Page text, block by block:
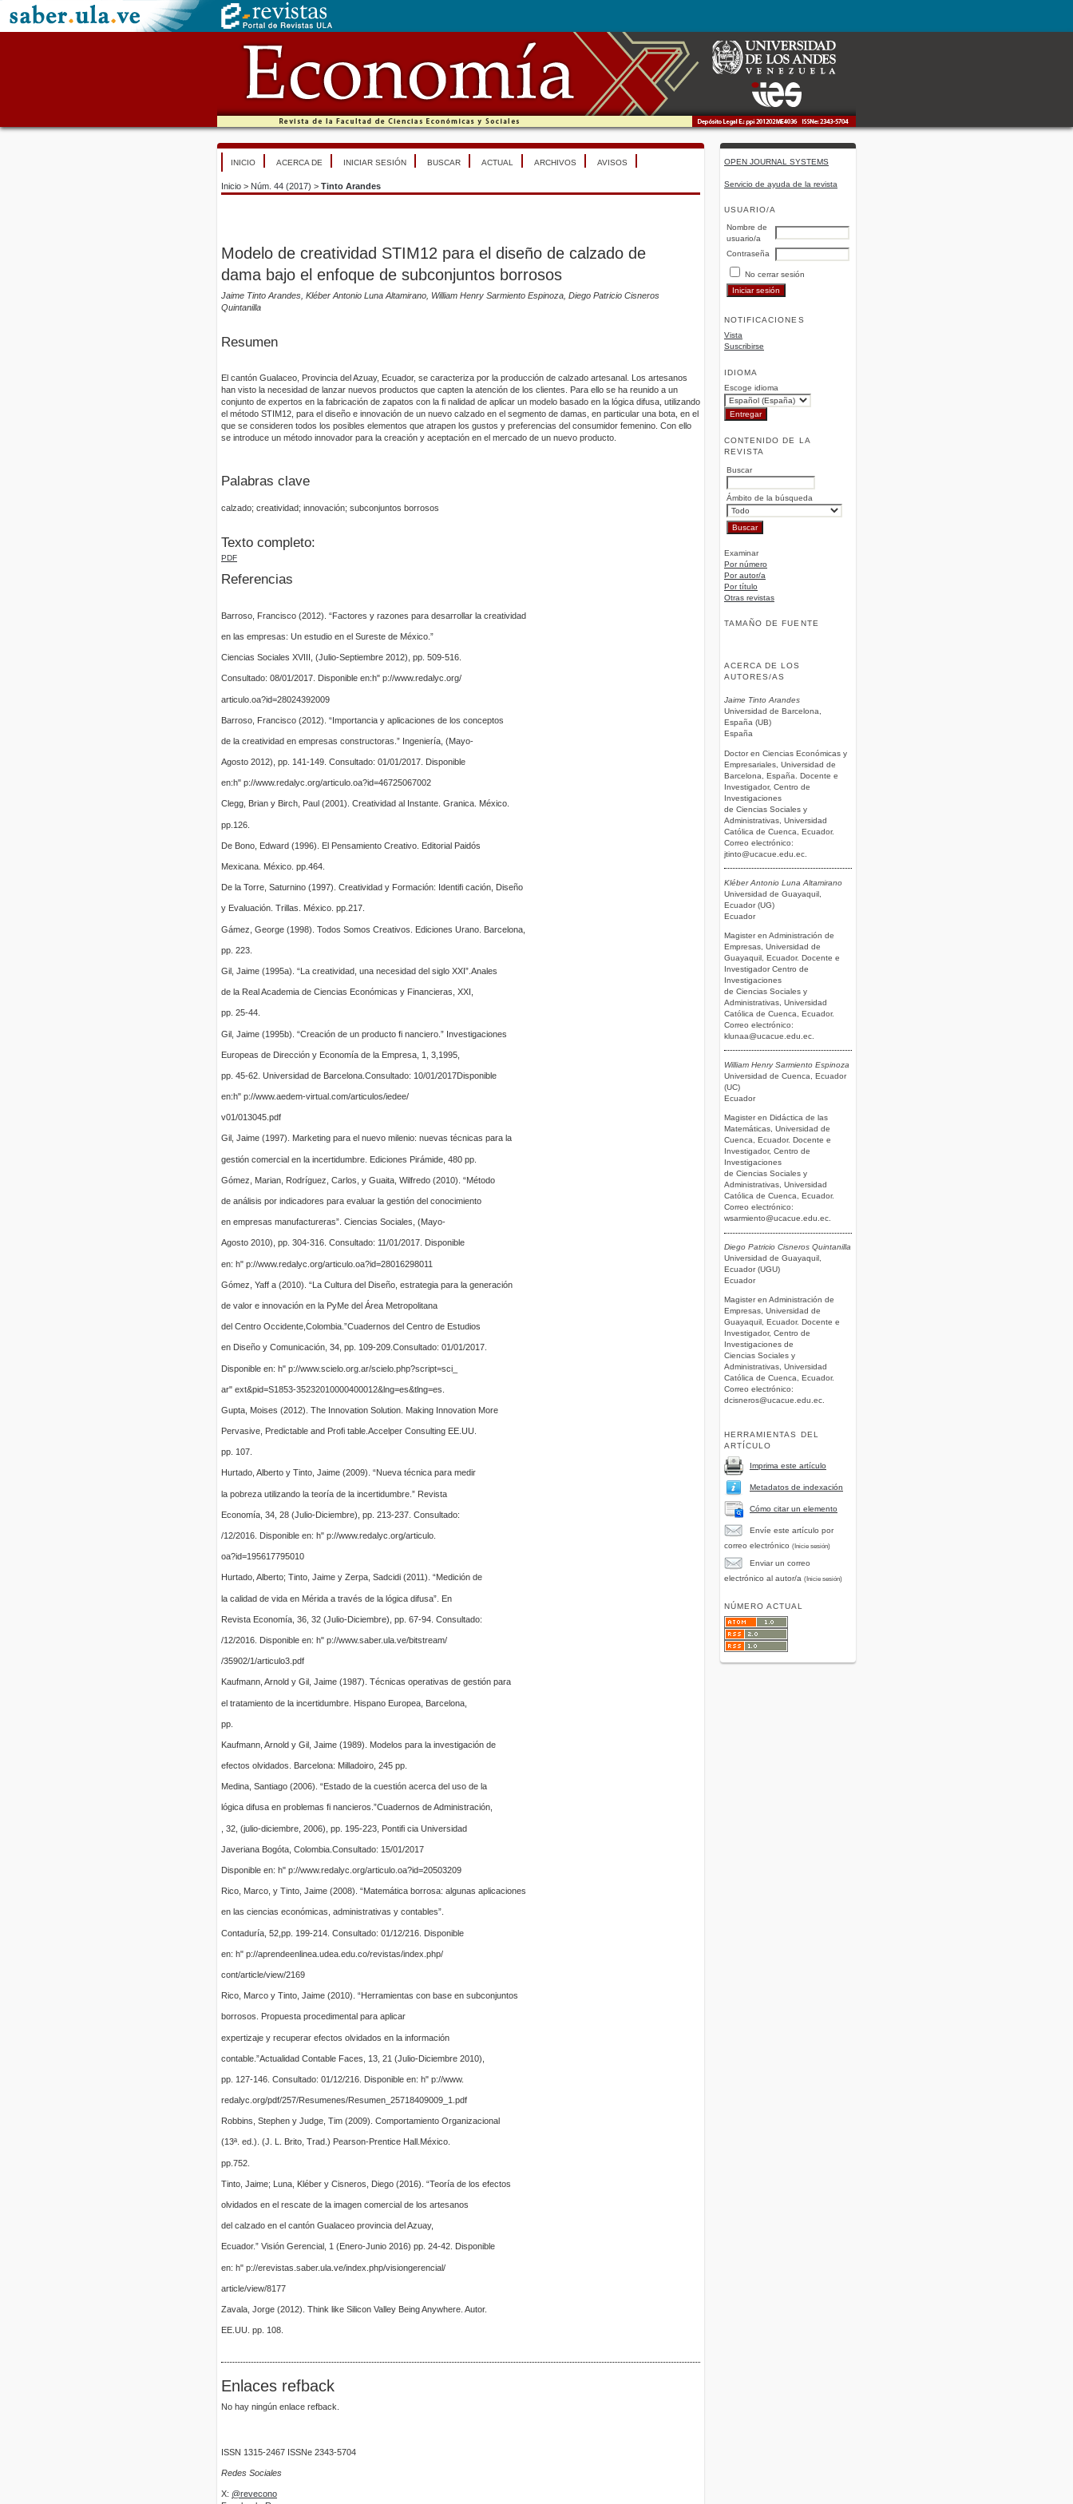
OPEN JOURNAL SYSTEMS
Servicio de ayuda de la revista
USUARIO/A
Nombre de
usuario/a
Contraseña
No cerrar sesión
NOTIFICACIONES
Vista
Suscribirse
IDIOMA
Escoge idioma
CONTENIDO DE LA
REVISTA
Buscar
Ámbito de la búsqueda
Examinar
Por número
Por autor/a
Por título
Otras revistas
TAMAÑO DE FUENTE
ACERCA DE LOS
AUTORES/AS
Jaime Tinto Arandes
Universidad de Barcelona,
España (UB)
España
Doctor en Ciencias Económicas y
Empresariales, Universidad de
Barcelona, España. Docente e
Investigador, Centro de
Investigaciones
de Ciencias Sociales y
Administrativas, Universidad
Católica de Cuenca, Ecuador.
Correo electrónico:
jtinto@ucacue.edu.ec.
Kléber Antonio Luna Altamirano
Universidad de Guayaquil,
Ecuador (UG)
Ecuador
Magister en Administración de
Empresas, Universidad de
Guayaquil, Ecuador. Docente e
Investigador Centro de
Investigaciones
de Ciencias Sociales y
Administrativas, Universidad
Católica de Cuenca, Ecuador.
Correo electrónico:
klunaa@ucacue.edu.ec.
William Henry Sarmiento Espinoza
Universidad de Cuenca, Ecuador
(UC)
Ecuador
Magister en Didáctica de las
Matemáticas, Universidad de
Cuenca, Ecuador. Docente e
Investigador, Centro de
Investigaciones
de Ciencias Sociales y
Administrativas, Universidad
Católica de Cuenca, Ecuador.
Correo electrónico:
wsarmiento@ucacue.edu.ec.
Diego Patricio Cisneros Quintanilla
Universidad de Guayaquil,
Ecuador (UGU)
Ecuador
Magister en Administración de
Empresas, Universidad de
Guayaquil, Ecuador. Docente e
Investigador, Centro de
Investigaciones de
Ciencias Sociales y
Administrativas, Universidad
Católica de Cuenca, Ecuador.
Correo electrónico:
dcisneros@ucacue.edu.ec.
HERRAMIENTAS DEL
ARTÍCULO
Imprima este artículo
Metadatos de indexación
Cómo citar un elemento
Envíe este artículo por
correo electrónico (Inicie sesión)
Enviar un correo
electrónico al autor/a (Inicie sesión)
NÚMERO ACTUAL
INICIO ACERCA DE INICIAR SESIÓN BUSCAR ACTUAL ARCHIVOS AVISOS
Inicio > Núm. 44 (2017) > Tinto Arandes
Modelo de creatividad STIM12 para el diseño de calzado de
dama bajo el enfoque de subconjuntos borrosos
Jaime Tinto Arandes, Kléber Antonio Luna Altamirano, William Henry Sarmiento Espinoza, Diego Patricio Cisneros
Quintanilla
Resumen
El cantón Gualaceo, Provincia del Azuay, Ecuador, se caracteriza por la producción de calzado artesanal. Los artesanos
han visto la necesidad de lanzar nuevos productos que capten la atención de los clientes. Para ello se ha reunido a un
conjunto de expertos en la fabricación de zapatos con la fi nalidad de aplicar un modelo basado en la lógica difusa, utilizando
el método STIM12, para el diseño e innovación de un nuevo calzado en el segmento de damas, en particular una bota, en el
que se consideren todos los posibles elementos que atrapen los gustos y preferencias del consumidor femenino. Con ello
se introduce un método innovador para la creación y aceptación en el mercado de un nuevo producto.
Palabras clave
calzado; creatividad; innovación; subconjuntos borrosos
Texto completo:
PDF
Referencias
Barroso, Francisco (2012). “Factores y razones para desarrollar la creatividad
en las empresas: Un estudio en el Sureste de México.”
Ciencias Sociales XVIII, (Julio-Septiembre 2012), pp. 509-516.
Consultado: 08/01/2017. Disponible en:h" p://www.redalyc.org/
articulo.oa?id=28024392009
Barroso, Francisco (2012). “Importancia y aplicaciones de los conceptos
de la creatividad en empresas constructoras.” Ingeniería, (Mayo-
Agosto 2012), pp. 141-149. Consultado: 01/01/2017. Disponible
en:h" p://www.redalyc.org/articulo.oa?id=46725067002
Clegg, Brian y Birch, Paul (2001). Creatividad al Instante. Granica. México.
pp.126.
De Bono, Edward (1996). El Pensamiento Creativo. Editorial Paidós
Mexicana. México. pp.464.
De la Torre, Saturnino (1997). Creatividad y Formación: Identifi cación, Diseño
y Evaluación. Trillas. México. pp.217.
Gámez, George (1998). Todos Somos Creativos. Ediciones Urano. Barcelona,
pp. 223.
Gil, Jaime (1995a). “La creatividad, una necesidad del siglo XXI”.Anales
de la Real Academia de Ciencias Económicas y Financieras, XXI,
pp. 25-44.
Gil, Jaime (1995b). “Creación de un producto fi nanciero.” Investigaciones
Europeas de Dirección y Economía de la Empresa, 1, 3,1995,
pp. 45-62. Universidad de Barcelona.Consultado: 10/01/2017Disponible
en:h" p://www.aedem-virtual.com/articulos/iedee/
v01/013045.pdf
Gil, Jaime (1997). Marketing para el nuevo milenio: nuevas técnicas para la
gestión comercial en la incertidumbre. Ediciones Pirámide, 480 pp.
Gómez, Marian, Rodríguez, Carlos, y Guaita, Wilfredo (2010). “Método
de análisis por indicadores para evaluar la gestión del conocimiento
en empresas manufactureras”. Ciencias Sociales, (Mayo-
Agosto 2010), pp. 304-316. Consultado: 11/01/2017. Disponible
en: h" p://www.redalyc.org/articulo.oa?id=28016298011
Gómez, Yaff a (2010). “La Cultura del Diseño, estrategia para la generación
de valor e innovación en la PyMe del Área Metropolitana
del Centro Occidente,Colombia.”Cuadernos del Centro de Estudios
en Diseño y Comunicación, 34, pp. 109-209.Consultado: 01/01/2017.
Disponible en: h" p://www.scielo.org.ar/scielo.php?script=sci_
ar" ext&pid=S1853-35232010000400012&lng=es&tlng=es.
Gupta, Moises (2012). The Innovation Solution. Making Innovation More
Pervasive, Predictable and Profi table.Accelper Consulting EE.UU.
pp. 107.
Hurtado, Alberto y Tinto, Jaime (2009). “Nueva técnica para medir
la pobreza utilizando la teoría de la incertidumbre.” Revista
Economía, 34, 28 (Julio-Diciembre), pp. 213-237. Consultado:
/12/2016. Disponible en: h" p://www.redalyc.org/articulo.
oa?id=195617795010
Hurtado, Alberto; Tinto, Jaime y Zerpa, Sadcidi (2011). “Medición de
la calidad de vida en Mérida a través de la lógica difusa”. En
Revista Economía, 36, 32 (Julio-Diciembre), pp. 67-94. Consultado:
/12/2016. Disponible en: h" p://www.saber.ula.ve/bitstream/
/35902/1/articulo3.pdf
Kaufmann, Arnold y Gil, Jaime (1987). Técnicas operativas de gestión para
el tratamiento de la incertidumbre. Hispano Europea, Barcelona,
pp.
Kaufmann, Arnold y Gil, Jaime (1989). Modelos para la investigación de
efectos olvidados. Barcelona: Milladoiro, 245 pp.
Medina, Santiago (2006). “Estado de la cuestión acerca del uso de la
lógica difusa en problemas fi nancieros.”Cuadernos de Administración,
, 32, (julio-diciembre, 2006), pp. 195-223, Pontifi cia Universidad
Javeriana Bogóta, Colombia.Consultado: 15/01/2017
Disponible en: h" p://www.redalyc.org/articulo.oa?id=20503209
Rico, Marco, y Tinto, Jaime (2008). “Matemática borrosa: algunas aplicaciones
en las ciencias económicas, administrativas y contables”.
Contaduría, 52,pp. 199-214. Consultado: 01/12/216. Disponible
en: h" p://aprendeenlinea.udea.edu.co/revistas/index.php/
cont/article/view/2169
Rico, Marco y Tinto, Jaime (2010). “Herramientas con base en subconjuntos
borrosos. Propuesta procedimental para aplicar
expertizaje y recuperar efectos olvidados en la información
contable.”Actualidad Contable Faces, 13, 21 (Julio-Diciembre 2010),
pp. 127-146. Consultado: 01/12/216. Disponible en: h" p://www.
redalyc.org/pdf/257/Resumenes/Resumen_25718409009_1.pdf
Robbins, Stephen y Judge, Tim (2009). Comportamiento Organizacional
(13ª. ed.). (J. L. Brito, Trad.) Pearson-Prentice Hall.México.
pp.752.
Tinto, Jaime; Luna, Kléber y Cisneros, Diego (2016). “Teoría de los efectos
olvidados en el rescate de la imagen comercial de los artesanos
del calzado en el cantón Gualaceo provincia del Azuay,
Ecuador.” Visión Gerencial, 1 (Enero-Junio 2016) pp. 24-42. Disponible
en: h" p://erevistas.saber.ula.ve/index.php/visiongerencial/
article/view/8177
Zavala, Jorge (2012). Think like Silicon Valley Being Anywhere. Autor.
EE.UU. pp. 108.
Enlaces refback
No hay ningún enlace refback.
ISSN 1315-2467 ISSNe 2343-5704
Redes Sociales
X: @revecono